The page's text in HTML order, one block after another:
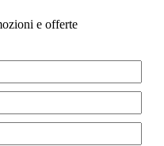
e offerte